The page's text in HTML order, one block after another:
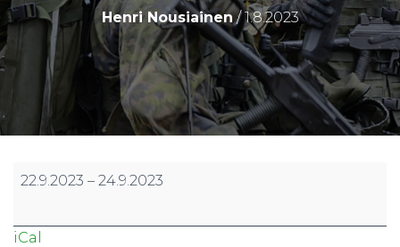
Ä
Ä
L
E
/
P
O
Henri Nousiainen/1.8.2023
Pahkis23
22.9.2023 – 24.9.2023
iCal